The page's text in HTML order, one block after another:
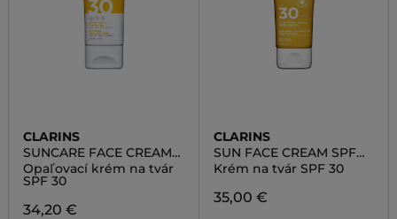
CLARINS
SUNCARE FACE CREAM
SPF30
Opaľovací krém na tvár
SPF 30
34,20 €
CLARINS
SUN FACE CREAM SPF
30
Krém na tvár SPF 30
35,00 €